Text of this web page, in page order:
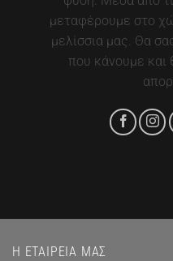
μεταφέρουμε στο
μελίσσια μας. Θα
που κάνουμε και
Η ΕΤΑΙΡΕΊΑ ΜΑΣ